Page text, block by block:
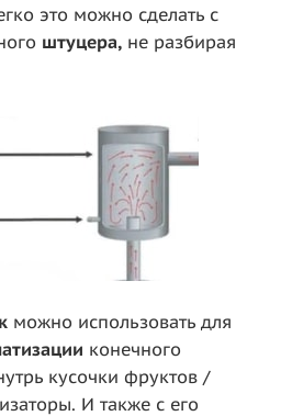
это можно сделать с
штуцера, не разбирая
можно использовать для
конечного
кусочки фруктов /
И также с его